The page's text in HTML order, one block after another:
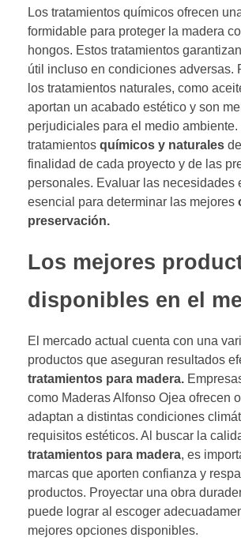
Los tratamientos químicos ofrecen
formidable para proteger la madera
hongos. Estos tratamientos
útil incluso en condiciones adversas.
los tratamientos naturales, como
aportan un acabado estético y son
perjudiciales para el medio
tratamientos químicos y naturales
finalidad de cada proyecto y de las
personales. Evaluar las necesidades
esencial para determinar las mejores
preservación.
Los mejores
disponibles en el
El mercado actual cuenta con una
productos que aseguran resultados
tratamientos para madera.
como Maderas Alfonso Ojea ofrecen
adaptan a distintas condiciones
requisitos estéticos. Al buscar la
tratamientos para madera, es
marcas que aporten confianza y
productos. Proyectar una obra
puede lograr al escoger
mejores opciones disponibles.